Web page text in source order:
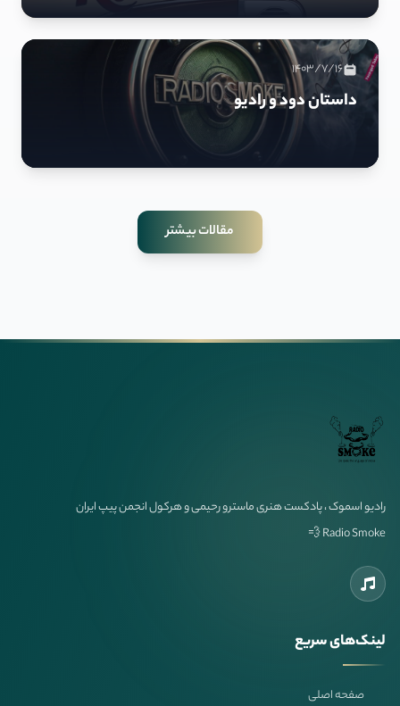
1403/7/16
داستان دود و رادیو
مقالات بیشتر
رادیو اسموک ، پادکست هنری ماسترو رحیمی و هرکول انجمن پیپ ایران
Radio Smoke 💨
لینک‌های سریع
صفحه اصلی